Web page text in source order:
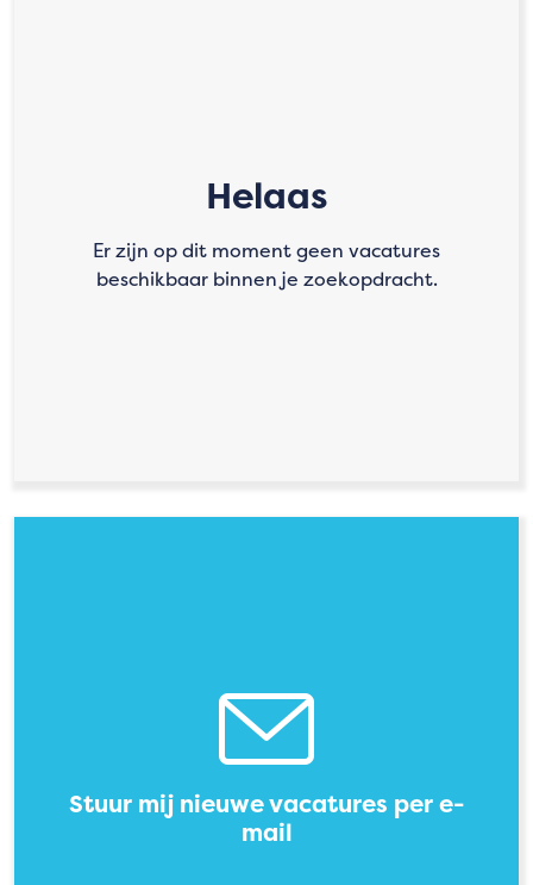
Helaas
Er zijn op dit moment geen vacatures
beschikbaar binnen je zoekopdracht.
Stuur mij nieuwe vacatures per e-
mail